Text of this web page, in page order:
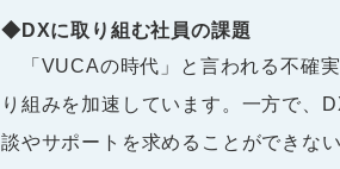
◆DXに取り組む社員の課題
「VUCAの時代」と言われる不確
り組みを加速しています。一方で、
談やサポートを求めることができな